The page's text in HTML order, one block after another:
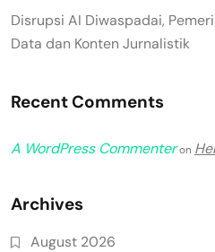
Disrupsi AI Diwaspadai,
Data dan Konten Jurnalistik
Recent Comments
A WordPress Commenteron
Archives
August 2026